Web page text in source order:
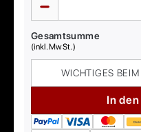
Gesamtsumme
(inkl. MwSt.)
WICHTIGES
In